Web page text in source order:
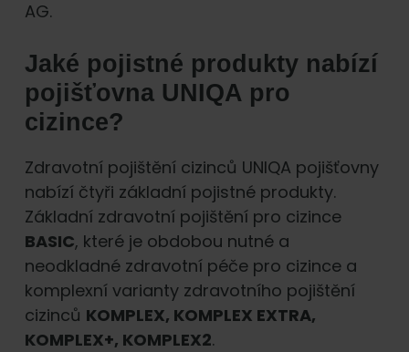
AG.
Jaké pojistné produkty nabízí
pojišťovna UNIQA pro
cizince?
Zdravotní pojištění cizinců UNIQA pojišťovny
nabízí čtyři základní pojistné produkty.
Základní zdravotní pojištění pro cizince
BASIC, které je obdobou nutné a
neodkladné zdravotní péče pro cizince a
komplexní varianty zdravotního pojištění
cizinců KOMPLEX, KOMPLEX EXTRA,
KOMPLEX+, KOMPLEX2.